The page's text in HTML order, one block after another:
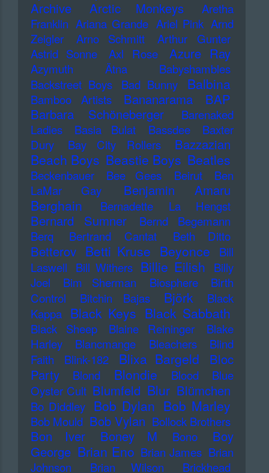
Archive Arctic Monkeys
Aretha
Franklin Ariana Grande Ariel Pink Arnd
Zeigler
Arno Schmitt
Arthur Gunter
Astrid Sonne
Axl Rose Azure Ray
Azymuth Ätna
Babyshambles
Backstreet Boys
Bad Bunny Balbina
Bamboo Artists Bananarama
BAP
Barbara Schöneberger
Barenaked
Ladies
Basia Bulat Bassdee
Baxter
Dury
Bay City Rollers Bazzazian
Beach Boys Beastie Boys Beatles
Beckenbauer Bee Gees Beirut
Ben
LaMar Gay
Benjamin Amaru
Berghain Bernadette La Hengst
Bernard Sumner
Bernd Begemann
Berq
Bertrand Cantat Beth Ditto
Betterov Betti Kruse Beyonce
Bill
Laswell
Bill Withers Billie Eilish
Billy
Joel
Bim Sherman Biosphere
Birth
Control
Bitchin Bajas Björk
Black
Kappa Black Keys Black Sabbath
Black Sheep Blaine Reininger
Blake
Harley
Blancmange Bleachers
Blind
Faith
Blink-182 Blixa Bargeld
Bloc
Party
Blond Blondie Blood
Blue
Oyster Cult Blumfeld Blur Blümchen
Bo Diddley Bob Dylan Bob Marley
Bob Mould Bob Vylan Bollock Brothers
Bon Iver Boney M Bono
Boy
George Brian Eno Brian James Brian
Johnson
Brian Wilson Brickhead